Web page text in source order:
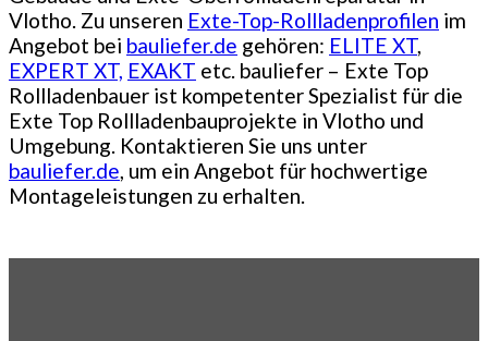
Vlotho. Zu unseren Exte-Top-Rollladenprofilen im
Angebot bei bauliefer.de gehören: ELITE XT,
EXPERT XT, EXAKT etc. bauliefer – Exte Top
Rollladenbauer ist kompetenter Spezialist für die
Exte Top Rollladenbauprojekte in Vlotho und
Umgebung. Kontaktieren Sie uns unter
bauliefer.de, um ein Angebot für hochwertige
Montageleistungen zu erhalten.